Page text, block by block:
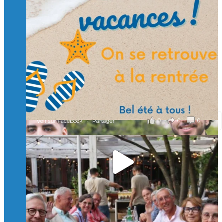
et contribuons ensemble à former les générations
d’ingénieurs de demain. 🙏
Merci à tous !
🎯 Taxe d’apprentissage 2026 : avec l'Isep, investissez pour
un numérique au service de l'humain !
À l’Isep, nous formons des ingénieurs, des bachelors, des
Mastères Spécialisés, qui allient excellence technologique et
valeurs humaines, au cœur de notre pro
...Voir plus
il y a 2 mois
0 0 0
Voir sur Facebook · Partager
🚀Afterwork à Genève 🚀
🥳 Le 22 avril dernier, 14 Alumni vivant / travaillant
en Suisse ont partagé un moment convivial de
retrouvailles et d'échanges !
Merci à tous pour votre présence et à Alexandre